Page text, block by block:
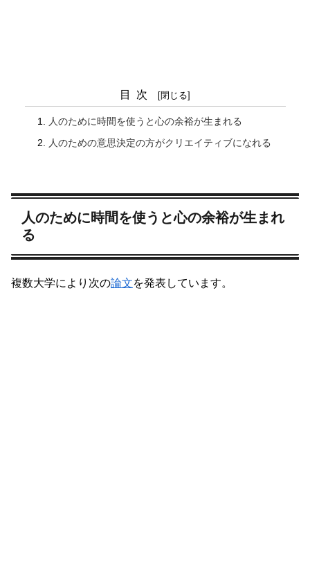
目次
人のために時間を使うと心の余裕が生まれる
人のための意思決定の方がクリエイティブになれる
人のために時間を使うと心の余裕が生まれ
る
複数大学により次の論文を発表しています。